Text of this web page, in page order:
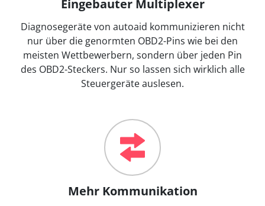
Eingebauter Multiplexer
Diagnosegeräte von autoaid kommunizieren nicht
nur über die genormten OBD2-Pins wie bei den
meisten Wettbewerbern, sondern über jeden Pin
des OBD2-Steckers. Nur so lassen sich wirklich alle
Steuergeräte auslesen.
Mehr Kommunikation